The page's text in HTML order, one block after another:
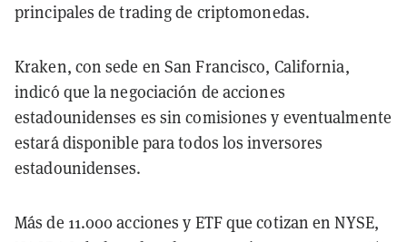
principales de trading de criptomonedas.
Kraken, con sede en San Francisco, California,
indicó que la negociación de acciones
estadounidenses es sin comisiones y eventualmente
estará disponible para todos los inversores
estadounidenses.
Más de 11.000 acciones y ETF que cotizan en NYSE,